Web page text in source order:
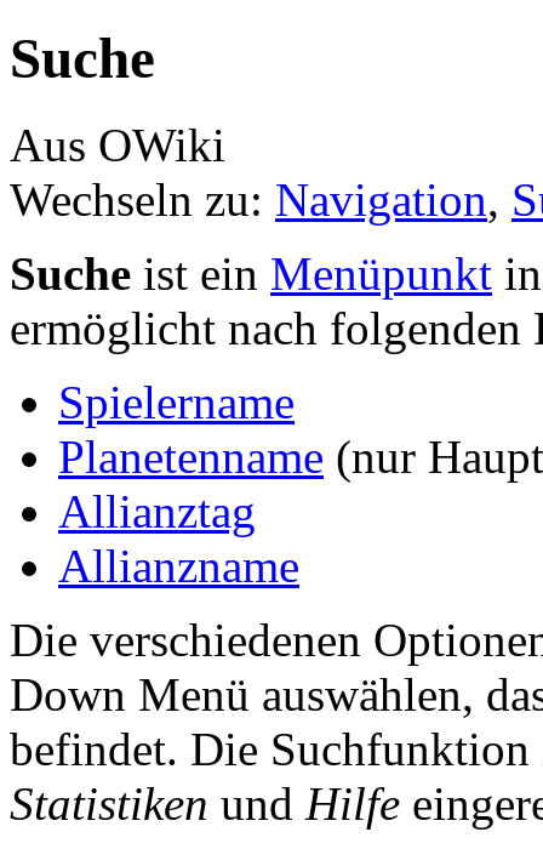
Suche
Aus OWiki
Wechseln zu: Navigation,
Suche ist ein Menüpunkt
ermöglicht nach folgenden
Spielername
Planetenname (nur
Allianztag
Allianzname
Die verschiedenen
Down Menü auswählen,
befindet. Die Suchfunktion
Statistiken und Hilfe